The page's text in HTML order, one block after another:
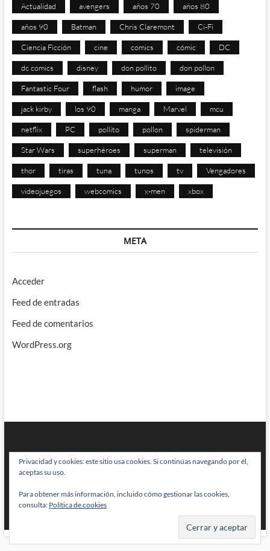
Actualidad avengers años 70 años 80
años 90 Batman Chris Claremont Ci-Fi
Ciencia Ficción cine comics cómic DC
dc comics disney don pollito don pollon
Fantastic Four flash humor image
jack kirby los 90 manga Marvel mcu
netflix PC pollito pollon spiderman
Star Wars superhéroes superman televisión
thor tiras tuna tunos tv Vengadores
videojuegos webcomics x-men xbox
META
Acceder
Feed de entradas
Feed de comentarios
WordPress.org
BRAINSTOMPING| Diseñado por:Theme Freesia|WordPress| © Todos
los derechos reservados
Privacidad y cookies: este sitio usa cookies. Si continúas navegando por él,
aceptas su uso.
Para obtener más información, incluido cómo gestionar las cookies,
consulta: Política de cookies